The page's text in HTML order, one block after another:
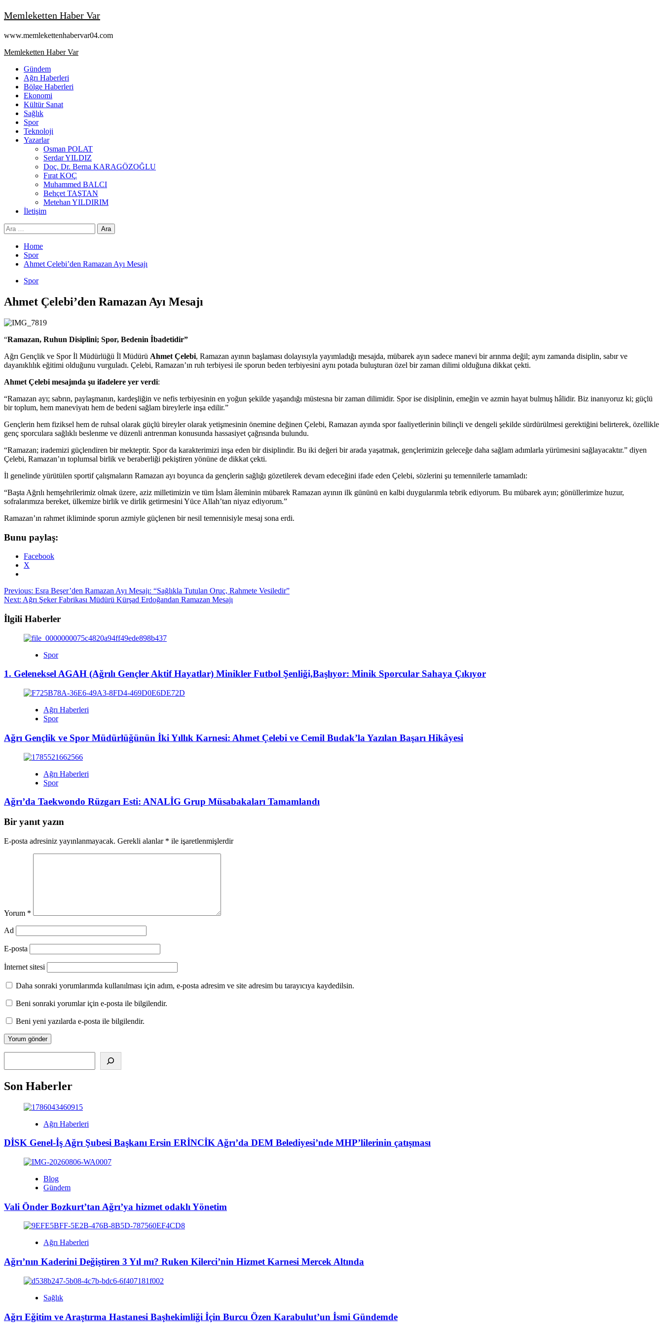
Skip
to
Memleketten Haber Var
www.memlekettenhabervar04.com
Primary
Memleketten Haber Var
Gündem
Ağrı Haberleri
Bölge Haberleri
Ekonomi
Kültür Sanat
Sağlık
Spor
Teknoloji
Yazarlar
Osman POLAT
Serdar YILDIZ
Doç. Dr. Berna KARAGÖZOĞLU
Fırat KOÇ
Muhammed BALCI
Behçet TAŞTAN
Metehan YILDIRIM
İletişim
Arama:
Home
Spor
Ahmet Çelebi’den Ramazan Ayı Mesajı
Spor
Ahmet Çelebi’den Ramazan Ayı Mesajı
“Ramazan, Ruhun Disiplini; Spor, Bedenin İbadetidir”
Ağrı Gençlik ve Spor İl Müdürlüğü İl Müdürü Ahmet Çelebi, Ramazan ayının başlaması dolayısıyla yayımladığı mesajda, mübarek ayın sadece manevi bir arınma değil; aynı zamanda disiplin, sabır ve
dayanıklılık eğitimi olduğunu vurguladı. Çelebi, Ramazan’ın ruh terbiyesi ile sporun beden terbiyesini aynı potada buluşturan özel bir zaman dilimi olduğuna dikkat çekti.
Ahmet Çelebi mesajında şu ifadelere yer verdi:
“Ramazan ayı; sabrın, paylaşmanın, kardeşliğin ve nefis terbiyesinin en yoğun şekilde yaşandığı müstesna bir zaman dilimidir. Spor ise disiplinin, emeğin ve azmin hayat bulmuş hâlidir. Biz inanıyoruz ki; güçlü
bir toplum, hem maneviyatı hem de bedeni sağlam bireylerle inşa edilir.”
Gençlerin hem fiziksel hem de ruhsal olarak güçlü bireyler olarak yetişmesinin önemine değinen Çelebi, Ramazan ayında spor faaliyetlerinin bilinçli ve dengeli şekilde sürdürülmesi gerektiğini belirterek, özellikle
genç sporculara sağlıklı beslenme ve düzenli antrenman konusunda hassasiyet çağrısında bulundu.
“Ramazan; irademizi güçlendiren bir mekteptir. Spor da karakterimizi inşa eden bir disiplindir. Bu iki değeri bir arada yaşatmak, gençlerimizin geleceğe daha sağlam adımlarla yürümesini sağlayacaktır.” diyen
Çelebi, Ramazan’ın toplumsal birlik ve beraberliği pekiştiren yönüne de dikkat çekti.
İl genelinde yürütülen sportif çalışmaların Ramazan ayı boyunca da gençlerin sağlığı gözetilerek devam edeceğini ifade eden Çelebi, sözlerini şu temennilerle tamamladı:
“Başta Ağrılı hemşehrilerimiz olmak üzere, aziz milletimizin ve tüm İslam âleminin mübarek Ramazan ayının ilk gününü en kalbi duygularımla tebrik ediyorum. Bu mübarek ayın; gönüllerimize huzur,
sofralarımıza bereket, ülkemize birlik ve dirlik getirmesini Yüce Allah’tan niyaz ediyorum.”
Ramazan’ın rahmet ikliminde sporun azmiyle güçlenen bir nesil temennisiyle mesaj sona erdi.
Bunu paylaş:
Facebook
X
Post
navigation
Previous: Esra Beşer’den Ramazan Ayı Mesajı: “Sağlıkla Tutulan Oruç, Rahmete Vesiledir”
Next: Ağrı Şeker Fabrikası Müdürü Kürşad Erdoğandan Ramazan Mesajı
İlgili Haberler
Spor
1. Geleneksel AGAH (Ağrılı Gençler Aktif Hayatlar) Minikler Futbol Şenliği,Başlıyor: Minik Sporcular Sahaya Çıkıyor
Ağrı Haberleri
Spor
Ağrı Gençlik ve Spor Müdürlüğünün İki Yıllık Karnesi: Ahmet Çelebi ve Cemil Budak’la Yazılan Başarı Hikâyesi
Ağrı Haberleri
Spor
Ağrı’da Taekwondo Rüzgarı Esti: ANALİG Grup Müsabakaları Tamamlandı
Bir yanıt yazın
E-posta adresiniz yayınlanmayacak. Gerekli alanlar * ile işaretlenmişlerdir
Yorum *
Ad
E-posta
İnternet sitesi
Daha sonraki yorumlarımda kullanılması için adım, e-posta adresim ve site adresim bu tarayıcıya kaydedilsin.
Beni sonraki yorumlar için e-posta ile bilgilendir.
Beni yeni yazılarda e-posta ile bilgilendir.
Son Haberler
Ağrı Haberleri
DİSK Genel-İş Ağrı Şubesi Başkanı Ersin ERİNCİK Ağrı’da DEM Belediyesi’nde MHP’lilerinin çatışması
Blog
Gündem
Vali Önder Bozkurt’tan Ağrı’ya hizmet odaklı Yönetim
Ağrı Haberleri
Ağrı’nın Kaderini Değiştiren 3 Yıl mı? Ruken Kilerci’nin Hizmet Karnesi Mercek Altında
Sağlık
Ağrı Eğitim ve Araştırma Hastanesi Başhekimliği İçin Burcu Özen Karabulut’un İsmi Gündemde